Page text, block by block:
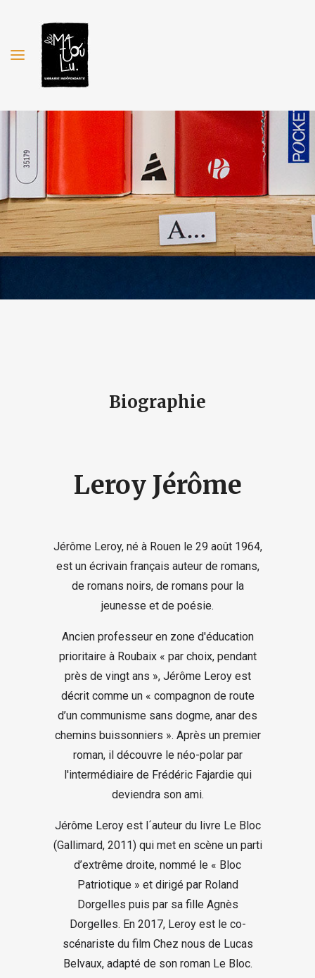
Biographie
Leroy Jérôme
Jérôme Leroy, né à Rouen le 29 août 1964,
est un écrivain français auteur de romans,
de romans noirs, de romans pour la
jeunesse et de poésie.
Ancien professeur en zone d'éducation
prioritaire à Roubaix « par choix, pendant
près de vingt ans », Jérôme Leroy est
décrit comme un « compagnon de route
d’un communisme sans dogme, anar des
chemins buissonniers ». Après un premier
roman, il découvre le néo-polar par
l'intermédiaire de Frédéric Fajardie qui
deviendra son ami.
Jérôme Leroy est l´auteur du livre Le Bloc
(Gallimard, 2011) qui met en scène un parti
d’extrême droite, nommé le « Bloc
Patriotique » et dirigé par Roland
Dorgelles puis par sa fille Agnès
Dorgelles. En 2017, Leroy est le co-
scénariste du film Chez nous de Lucas
Belvaux, adapté de son roman Le Bloc.